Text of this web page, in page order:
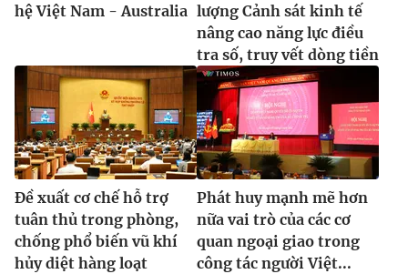
hệ Việt Nam - Australia lượng Cảnh sát kinh tế
nâng cao năng lực điều
tra số, truy vết dòng tiền
Đề xuất cơ chế hỗ trợ
tuân thủ trong phòng,
chống phổ biến vũ khí
hủy diệt hàng loạt
Phát huy mạnh mẽ hơn
nữa vai trò của các cơ
quan ngoại giao trong
công tác người Việt...